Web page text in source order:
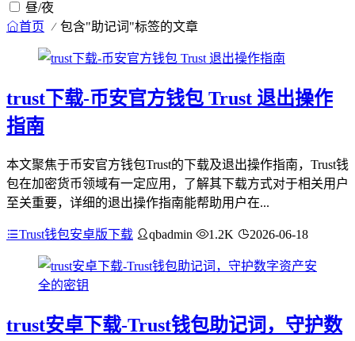
昼/夜
首页 包含"助记词"标签的文章
trust下载-币安官方钱包 Trust 退出操作
指南
本文聚焦于币安官方钱包Trust的下载及退出操作指南，Trust钱
包在加密货币领域有一定应用，了解其下载方式对于相关用户
至关重要，详细的退出操作指南能帮助用户在...
Trust钱包安卓版下载 qbadmin 1.2K 2026-06-18
trust安卓下载-Trust钱包助记词，守护数